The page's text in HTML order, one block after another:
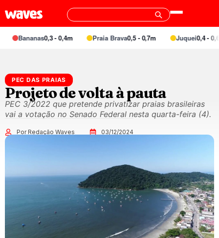
Bananas0,3 - 0,4m Praia Brava0,5 - 0,7m Juquei0,4 - 0,6m
PEC DAS PRAIAS
Projeto de volta à pauta
PEC 3/2022 que pretende privatizar praias brasileiras
vai a votação no Senado Federal nesta quarta-feira (4).
Por Redação Waves 03/12/2024